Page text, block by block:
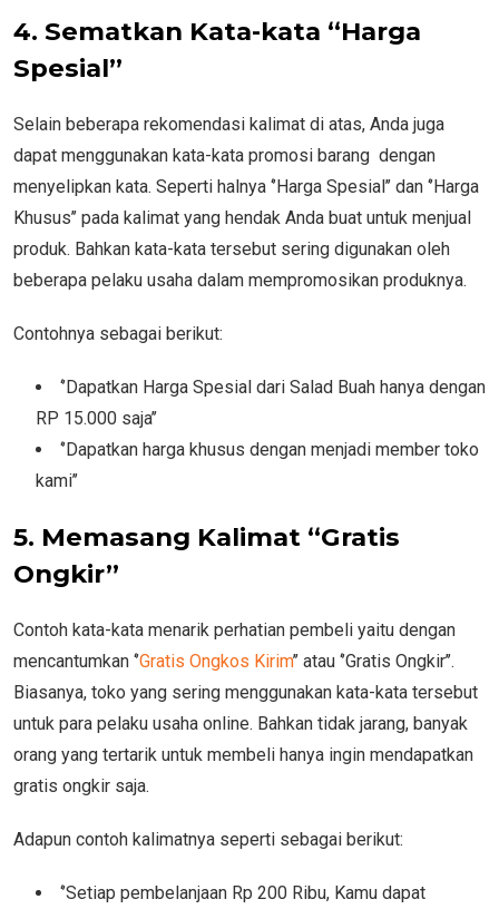
4. Sematkan Kata-kata “Harga
Spesial”
Selain beberapa rekomendasi kalimat di atas, Anda juga
dapat menggunakan kata-kata promosi barang dengan
menyelipkan kata. Seperti halnya ‘’Harga Spesial’’ dan ‘’Harga
Khusus’’ pada kalimat yang hendak Anda buat untuk menjual
produk. Bahkan kata-kata tersebut sering digunakan oleh
beberapa pelaku usaha dalam mempromosikan produknya.
Contohnya sebagai berikut:
‘’Dapatkan Harga Spesial dari Salad Buah hanya dengan
RP 15.000 saja’’
‘’Dapatkan harga khusus dengan menjadi member toko
kami’’
5. Memasang Kalimat “Gratis
Ongkir”
Contoh kata-kata menarik perhatian pembeli yaitu dengan
mencantumkan ‘’Gratis Ongkos Kirim’’ atau ‘’Gratis Ongkir’’.
Biasanya, toko yang sering menggunakan kata-kata tersebut
untuk para pelaku usaha online. Bahkan tidak jarang, banyak
orang yang tertarik untuk membeli hanya ingin mendapatkan
gratis ongkir saja.
Adapun contoh kalimatnya seperti sebagai berikut:
‘’Setiap pembelanjaan Rp 200 Ribu, Kamu dapat